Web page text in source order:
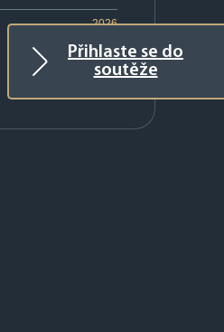
Přihlaste se do
soutěže
2026